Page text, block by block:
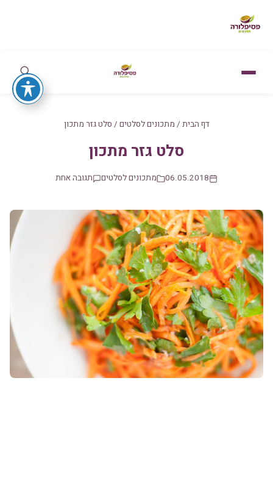
דף הבית / מתכונים לסלטים / סלט גזר מתכון
סלט גזר מתכון
06.05.2018 מתכונים לסלטים תגובה אחת